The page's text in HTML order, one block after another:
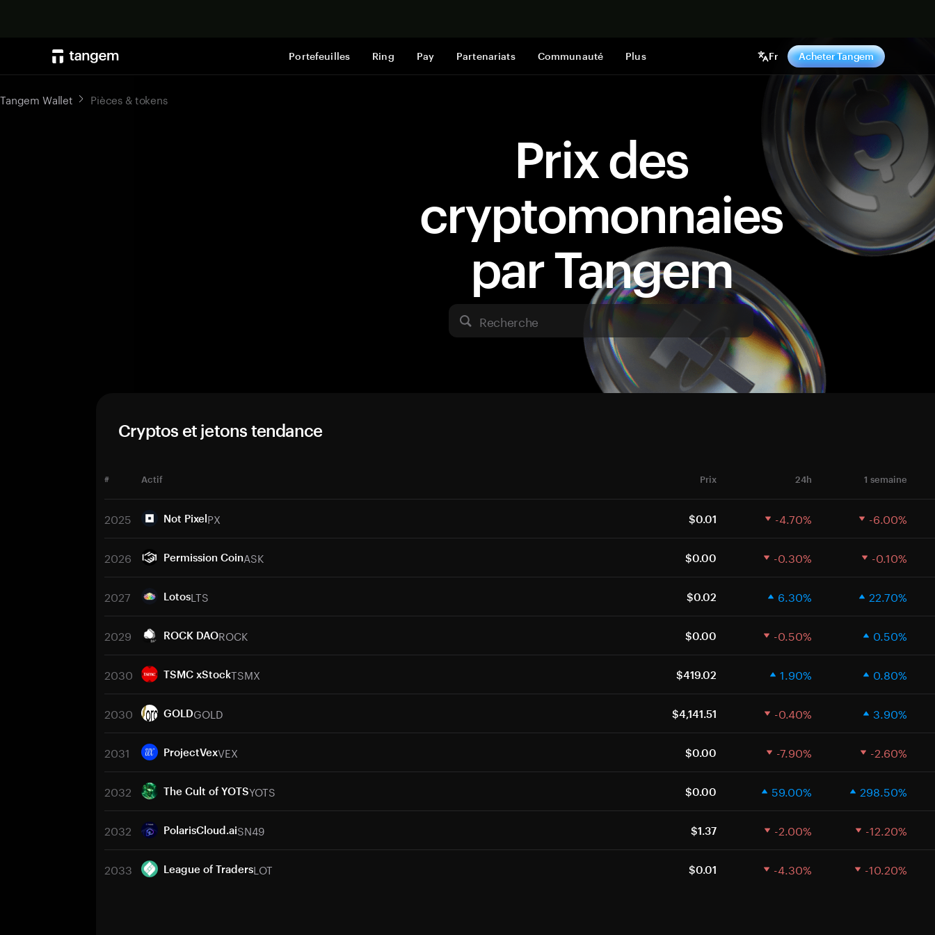
Portefeuilles Ring Pay Partenariats Communauté Plus Fr Acheter Tangem
Prix des
cryptomonnaies
par Tangem
Recherche
Tangem Wallet Pièces & tokens
Cryptos et jetons tendance
# Actif Prix 24h 1 semaine
2025 Not PixelPX $0.01 -4.70% -6.00%
2026 Permission CoinASK $0.00 -0.30% -0.10%
2027 LotosLTS $0.02 6.30% 22.70%
2029 ROCK DAOROCK $0.00 -0.50% 0.50%
2030 TSMC xStockTSMX $419.02 1.90% 0.80%
2030 GOLDGOLD $4,141.51 -0.40% 3.90%
2031 ProjectVexVEX $0.00 -7.90% -2.60%
2032 The Cult of YOTSYOTS $0.00 59.00% 298.50%
2032 PolarisCloud.aiSN49 $1.37 -2.00% -12.20%
2033 League of TradersLOT $0.01 -4.30% -10.20%